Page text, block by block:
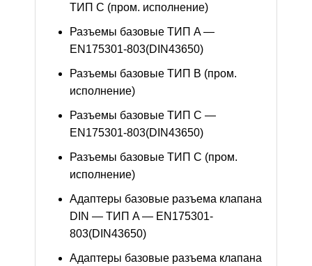
ТИП C (пром. исполнение)
Разъемы базовые ТИП A —
EN175301-803(DIN43650)
Разъемы базовые ТИП В (пром.
исполнение)
Разъемы базовые ТИП C —
EN175301-803(DIN43650)
Разъемы базовые ТИП C (пром.
исполнение)
Адаптеры базовые разъема клапана
DIN — ТИП A — EN175301-
803(DIN43650)
Адаптеры базовые разъема клапана